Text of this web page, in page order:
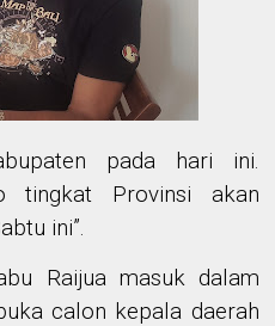
pada hari ini.
tingkat Provinsi akan
ini”.
Raijua masuk dalam
calon kepala daerah